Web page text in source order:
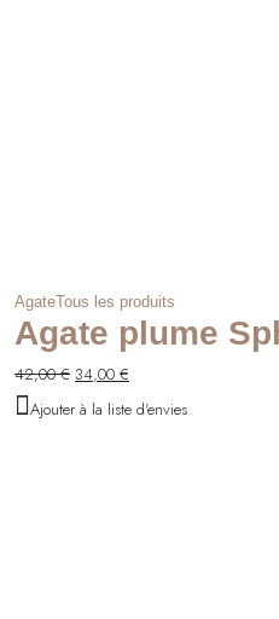
AgateTous les produits
Agate plume
42,00€ 34,00 €
Ajouter à la liste d'envies